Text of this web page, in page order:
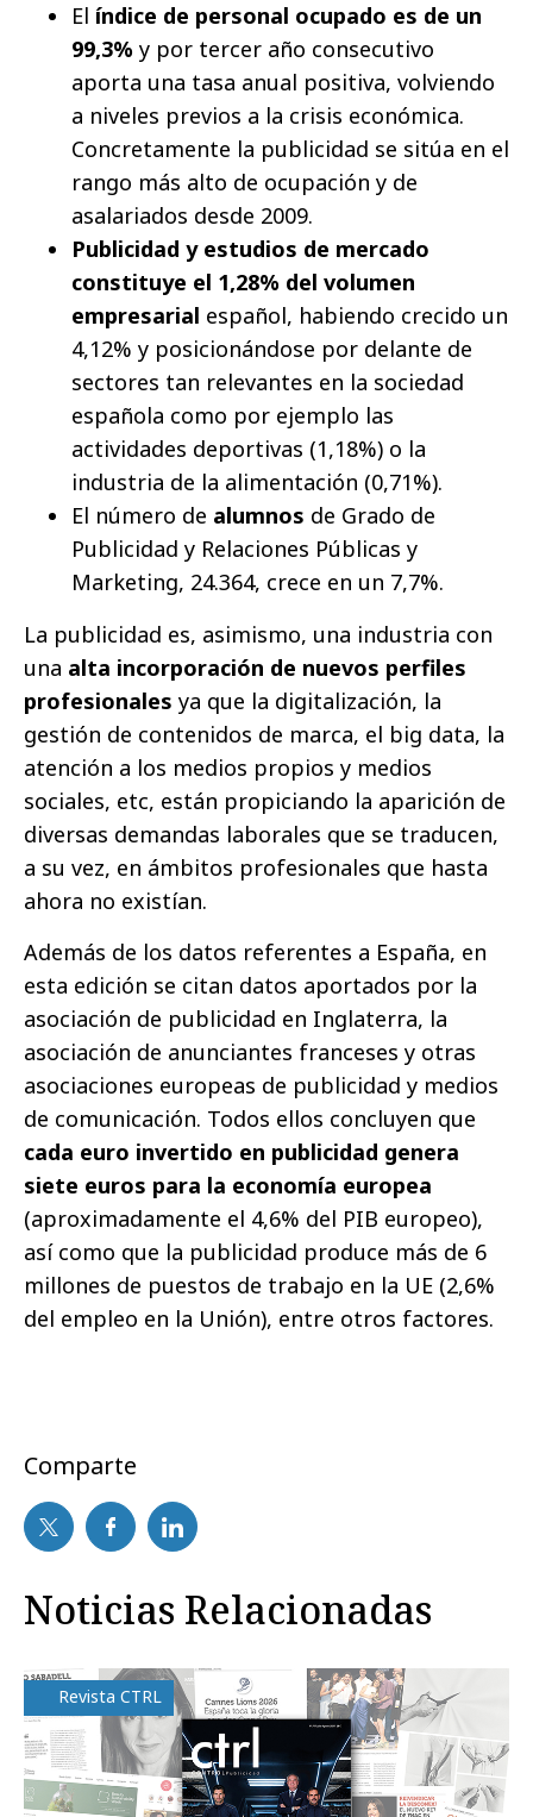
El índice de personal ocupado es de un
99,3% y por tercer año consecutivo
aporta una tasa anual positiva, volviendo
a niveles previos a la crisis económica.
Concretamente la publicidad se sitúa en el
rango más alto de ocupación y de
asalariados desde 2009.
Publicidad y estudios de mercado
constituye el 1,28% del volumen
empresarial español, habiendo crecido un
4,12% y posicionándose por delante de
sectores tan relevantes en la sociedad
española como por ejemplo las
actividades deportivas (1,18%) o la
industria de la alimentación (0,71%).
El número de alumnos de Grado de
Publicidad y Relaciones Públicas y
Marketing, 24.364, crece en un 7,7%.
La publicidad es, asimismo, una industria con
una alta incorporación de nuevos perfiles
profesionales ya que la digitalización, la
gestión de contenidos de marca, el big data, la
atención a los medios propios y medios
sociales, etc, están propiciando la aparición de
diversas demandas laborales que se traducen,
a su vez, en ámbitos profesionales que hasta
ahora no existían.
Además de los datos referentes a España, en
esta edición se citan datos aportados por la
asociación de publicidad en Inglaterra, la
asociación de anunciantes franceses y otras
asociaciones europeas de publicidad y medios
de comunicación. Todos ellos concluyen que
cada euro invertido en publicidad genera
siete euros para la economía europea
(aproximadamente el 4,6% del PIB europeo),
así como que la publicidad produce más de 6
millones de puestos de trabajo en la UE (2,6%
del empleo en la Unión), entre otros factores.
Comparte
Noticias Relacionadas
Revista CTRL